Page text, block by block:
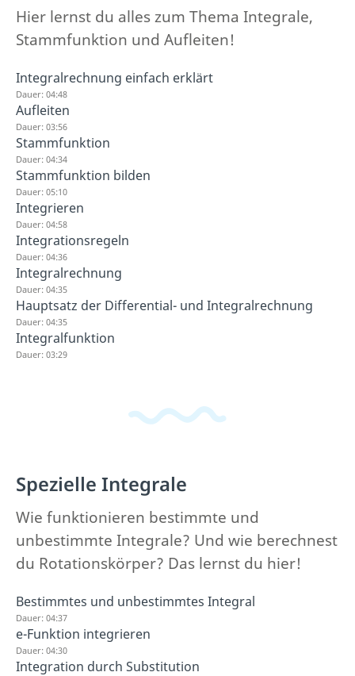
Hier lernst du alles zum Thema Integrale,
Stammfunktion und Aufleiten!
Integralrechnung einfach erklärt
Dauer: 04:48
Aufleiten
Dauer: 03:56
Stammfunktion
Dauer: 04:34
Stammfunktion bilden
Dauer: 05:10
Integrieren
Dauer: 04:58
Integrationsregeln
Dauer: 04:36
Integralrechnung
Dauer: 04:35
Hauptsatz der Differential- und Integralrechnung
Dauer: 04:35
Integralfunktion
Dauer: 03:29
Spezielle Integrale
Wie funktionieren bestimmte und
unbestimmte Integrale? Und wie berechnest
du Rotationskörper? Das lernst du hier!
Bestimmtes und unbestimmtes Integral
Dauer: 04:37
e-Funktion integrieren
Dauer: 04:30
Integration durch Substitution